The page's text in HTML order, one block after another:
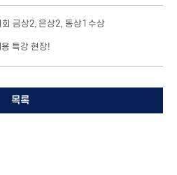
금상2, 은상2, 동상1 수상
특강 현장!
목록